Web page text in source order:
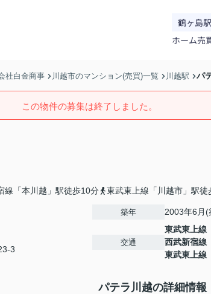
鶴ヶ島
ホーム売
社白金商事 川越市のマンション(売買)一覧 川越駅 パ
この物件の募集は終了しました。
線「本川越」駅徒歩10分 東武東上線「川越市」駅徒
3
築年 2003年6月(
交通
東武東上線
西武新宿線
東武東上線
パテラ川越の詳細情報